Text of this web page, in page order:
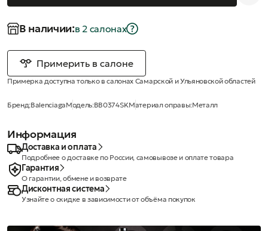
В наличии:в 2 салонах
Примерить в салоне
Примерка доступна только в салонах Самарской и Ульяновской областей
Бренд:BalenciagaМодель:BB0374SKМатериал оправы:Металл
Информация
Доставка и оплата
Подробнее о доставке по России, самовывозе и оплате товара
Гарантия
О гарантии, обмене и возврате
Дисконтная система
Узнайте о скидке в зависимости от объёма покупок